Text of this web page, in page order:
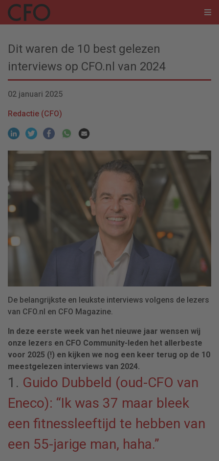
Dit waren de 10 best gelezen
interviews op CFO.nl van 2024
02 januari 2025
Redactie (CFO)
De belangrijkste en leukste interviews volgens de lezers
van CFO.nl en CFO Magazine.
In deze eerste week van het nieuwe jaar wensen wij
onze lezers en CFO Community-leden het allerbeste
voor 2025 (!) en kijken we nog een keer terug op de 10
meestgelezen interviews van 2024.
1. Guido Dubbeld (oud-CFO van
Eneco): “Ik was 37 maar bleek
een fitnessleeftijd te hebben van
een 55-jarige man, haha.”